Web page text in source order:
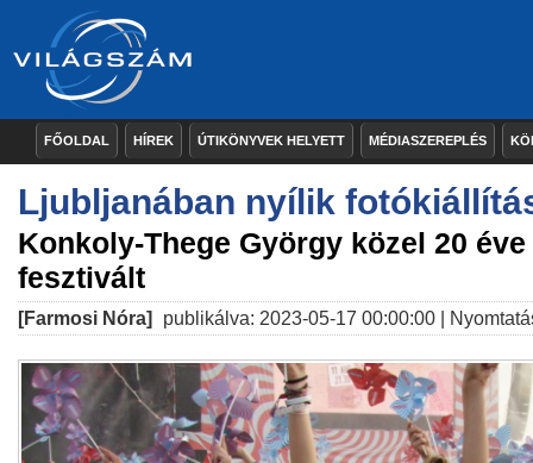
FŐOLDAL HÍREK ÚTIKÖNYVEK HELYETT MÉDIASZEREPLÉS
Ljubljanában nyílik
Konkoly-Thege György közel 20
fesztivált
[Farmosi Nóra] publikálva: 2023-05-17 00:00:00 |